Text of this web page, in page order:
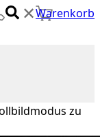
✕Warenkorb
zu